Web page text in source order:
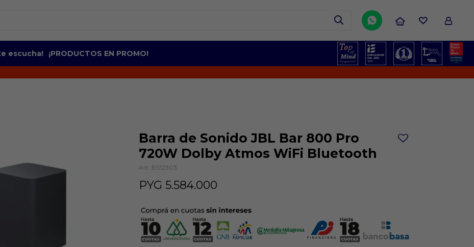
escucha! ¡PRODUCTOS EN PROMO!

Barra de Sonido JBL Bar 800 Pro
720W Dolby Atmos WiFi Bluetooth
BS12303
PYG 5.584.000